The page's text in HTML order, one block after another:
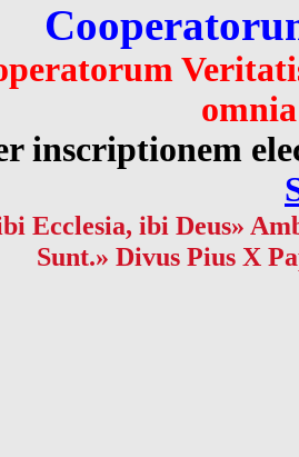
inscriptionem
Ecclesia, ibi Deus»
Sunt.» Divus Pius X